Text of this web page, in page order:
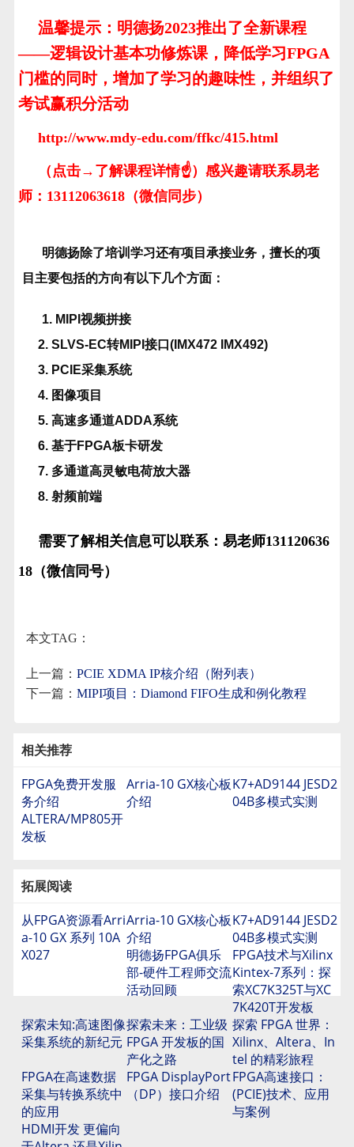
温馨提示：明德扬2023推出了全新课程
——逻辑设计基本功修炼课，降低学习FPGA
门槛的同时，增加了学习的趣味性，并组织了
考试赢积分活动
http://www.mdy-edu.com/ffkc/415.html
（点击→了解课程详情☝）感兴趣请联系易老
师：13112063618（微信同步）
明德扬除了培训学习还有项目承接业务，擅长的项
目主要包括的方向有以下几个方面：
1. MIPI视频拼接
2. SLVS-EC转MIPI接口(IMX472 IMX492)
3. PCIE采集系统
4. 图像项目
5. 高速多通道ADDA系统
6. 基于FPGA板卡研发
7. 多通道高灵敏电荷放大器
8. 射频前端
需要了解相关信息可以联系：易老师131120636
18（微信同号）
本文TAG：
上一篇：PCIE XDMA IP核介绍（附列表）
下一篇：MIPI项目：Diamond FIFO生成和例化教程
相关推荐
FPGA免费开发服
务介绍
Arria-10 GX核心板
介绍
K7+AD9144 JESD2
04B多模式实测
ALTERA/MP805开
发板
拓展阅读
从FPGA资源看Arri
a-10 GX 系列 10A
X027
Arria-10 GX核心板
介绍
K7+AD9144 JESD2
04B多模式实测
明德扬FPGA俱乐
部-硬件工程师交流
活动回顾
FPGA技术与Xilinx
Kintex-7系列：探
索XC7K325T与XC
7K420T开发板
探索未知:高速图像
采集系统的新纪元
探索未来：工业级
FPGA 开发板的国
产化之路
探索 FPGA 世界：
Xilinx、Altera、In
tel 的精彩旅程
FPGA在高速数据
采集与转换系统中
的应用
FPGA DisplayPort
（DP）接口介绍
FPGA高速接口：
(PCIE)技术、应用
与案例
HDMI开发 更偏向